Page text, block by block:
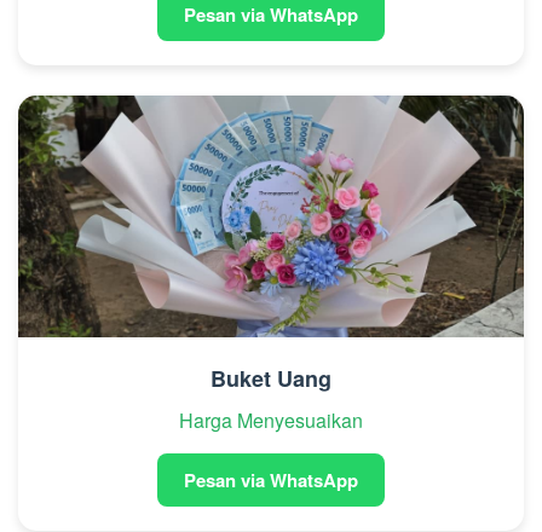
Pesan via WhatsApp
Buket Uang
Harga Menyesuaikan
Pesan via WhatsApp